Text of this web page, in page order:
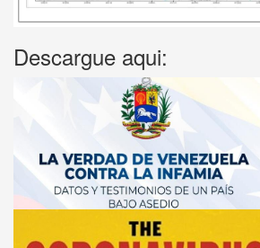
Descargue aqui: